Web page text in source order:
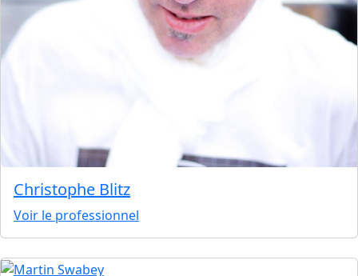
Christophe Blitz
Voir le professionnel